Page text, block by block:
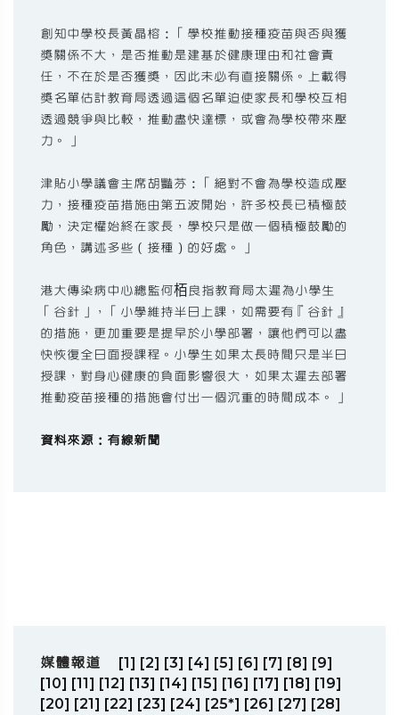
創知中學校長黃晶榕：「學校推動接種疫苗與否與獲
獎關係不大，是否推動是建基於健康理由和社會責
任，不在於是否獲獎，因此未必有直接關係。上載得
獎名單估計教育局透過這個名單迫使家長和學校互相
透過競爭與比較，推動盡快達標，或會為學校帶來壓
力。」
津貼小學議會主席胡豔芬：「絕對不會為學校造成壓
力，接種疫苗措施由第五波開始，許多校長已積極鼓
勵，決定權始終在家長，學校只是做一個積極鼓勵的
角色，講述多些（接種）的好處。」
港大傳染病中心總監何栢良指教育局太遲為小學生
「谷針」，「小學維持半日上課，如需要有『谷針』
的措施，更加重要是提早於小學部署，讓他們可以盡
快恢復全日面授課程。小學生如果太長時間只是半日
授課，對身心健康的負面影響很大，如果太遲去部署
推動疫苗接種的措施會付出一個沉重的時間成本。」
資料來源：有線新聞
媒體報道 [1] [2] [3] [4] [5] [6] [7] [8] [9]
[10] [11] [12] [13] [14] [15] [16] [17] [18] [19]
[20] [21] [22] [23] [24] [25*] [26] [27] [28]